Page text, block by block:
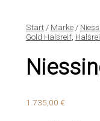
Start/ Marke/
Gold Halsreif,
1.735,00 €